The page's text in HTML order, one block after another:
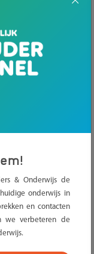
ouders mee
Zoals het
deze kosten te
die hiervoor
activiteiten als
& Onderwijs de
onderwijs in
en contacten
we verbeteren de